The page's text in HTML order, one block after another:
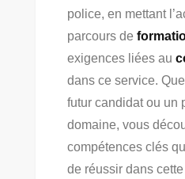
police, en mettant
parcours de
exigences liées au
dans ce service.
futur candidat ou un
domaine, vous
compétences clés
de réussir dans